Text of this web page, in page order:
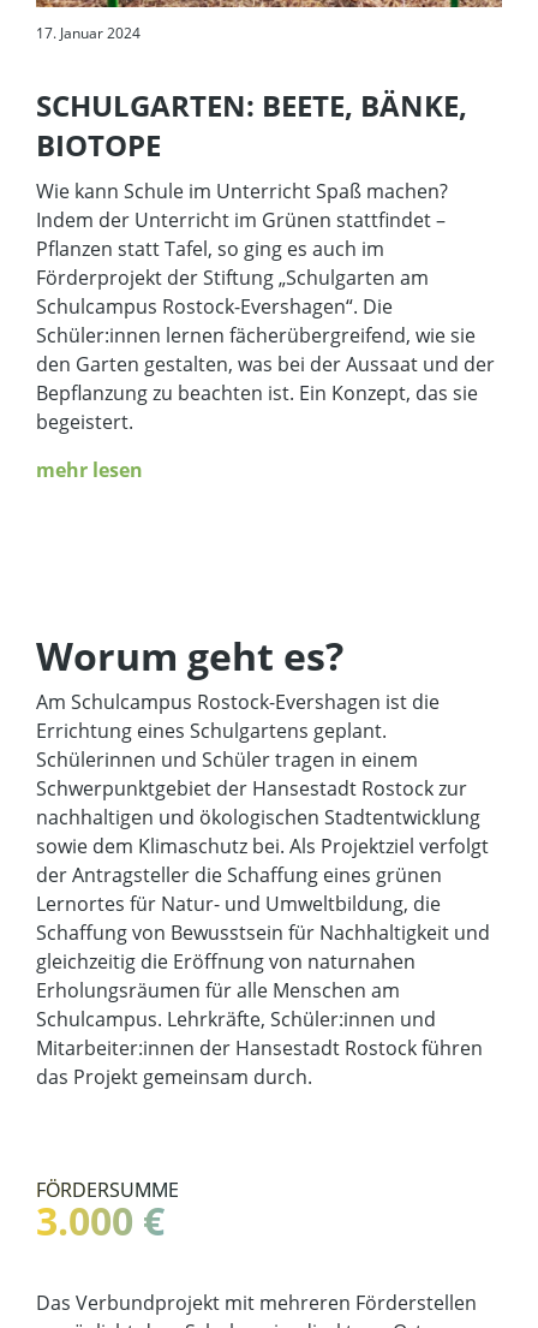
17. Januar 2024
SCHULGARTEN: BEETE, BÄNKE,
BIOTOPE
Wie kann Schule im Unterricht Spaß machen?
Indem der Unterricht im Grünen stattfindet –
Pflanzen statt Tafel, so ging es auch im
Förderprojekt der Stiftung „Schulgarten am
Schulcampus Rostock-Evershagen“. Die
Schüler:innen lernen fächerübergreifend, wie sie
den Garten gestalten, was bei der Aussaat und der
Bepflanzung zu beachten ist. Ein Konzept, das sie
begeistert.
mehr lesen
Worum geht es?
Am Schulcampus Rostock-Evershagen ist die
Errichtung eines Schulgartens geplant.
Schülerinnen und Schüler tragen in einem
Schwerpunktgebiet der Hansestadt Rostock zur
nachhaltigen und ökologischen Stadtentwicklung
sowie dem Klimaschutz bei. Als Projektziel verfolgt
der Antragsteller die Schaffung eines grünen
Lernortes für Natur- und Umweltbildung, die
Schaffung von Bewusstsein für Nachhaltigkeit und
gleichzeitig die Eröffnung von naturnahen
Erholungsräumen für alle Menschen am
Schulcampus. Lehrkräfte, Schüler:innen und
Mitarbeiter:innen der Hansestadt Rostock führen
das Projekt gemeinsam durch.
FÖRDERSUMME
3.000 €
Das Verbundprojekt mit mehreren Förderstellen